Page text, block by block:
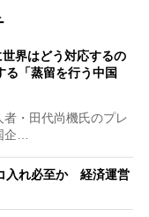
界はどう対応するの
「蒸留を行う中国
・田代尚機氏のプレ
企…
入れ必至か 経済運営